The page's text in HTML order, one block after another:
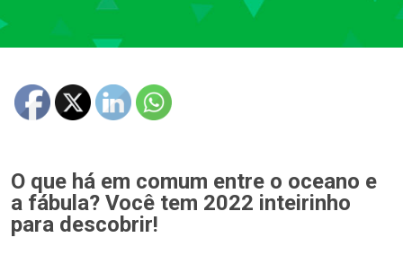
O que há em comum entre o oceano e
a fábula? Você tem 2022 inteirinho
para descobrir!